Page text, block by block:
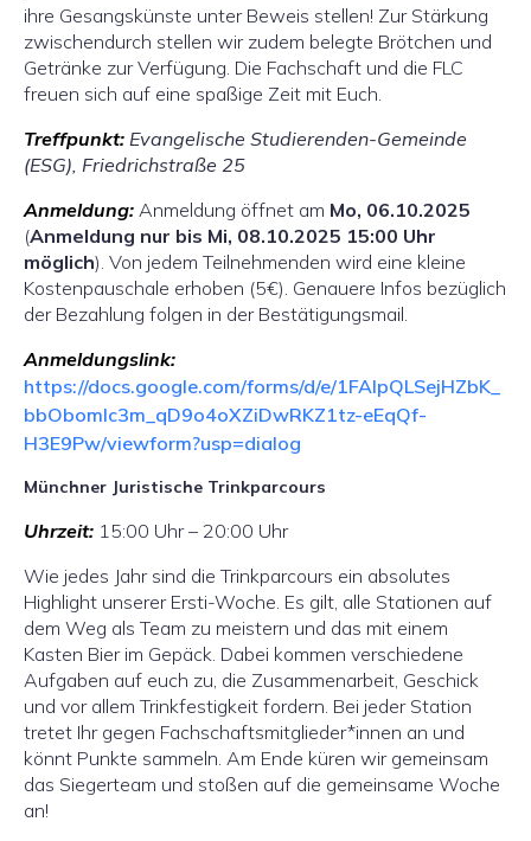
ihre Gesangskünste unter Beweis stellen! Zur Stärkung
zwischendurch stellen wir zudem belegte Brötchen und
Getränke zur Verfügung. Die Fachschaft und die FLC
freuen sich auf eine spaßige Zeit mit Euch.
Treffpunkt: Evangelische Studierenden-Gemeinde
(ESG), Friedrichstraße 25
Anmeldung: Anmeldung öffnet am Mo, 06.10.2025
(Anmeldung nur bis Mi, 08.10.2025 15:00 Uhr
möglich). Von jedem Teilnehmenden wird eine kleine
Kostenpauschale erhoben (5€). Genauere Infos bezüglich
der Bezahlung folgen in der Bestätigungsmail.
Anmeldungslink:
https://docs.google.com/forms/d/e/1FAIpQLSejHZbK_
bbObomlc3m_qD9o4oXZiDwRKZ1tz-eEqQf-
H3E9Pw/viewform?usp=dialog
Münchner Juristische Trinkparcours
Uhrzeit: 15:00 Uhr – 20:00 Uhr
Wie jedes Jahr sind die Trinkparcours ein absolutes
Highlight unserer Ersti-Woche. Es gilt, alle Stationen auf
dem Weg als Team zu meistern und das mit einem
Kasten Bier im Gepäck. Dabei kommen verschiedene
Aufgaben auf euch zu, die Zusammenarbeit, Geschick
und vor allem Trinkfestigkeit fordern. Bei jeder Station
tretet Ihr gegen Fachschaftsmitglieder*innen an und
könnt Punkte sammeln. Am Ende küren wir gemeinsam
das Siegerteam und stoßen auf die gemeinsame Woche
an!